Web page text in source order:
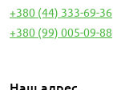
+380 (44) 333-69-36
+380 (99) 005-09-88